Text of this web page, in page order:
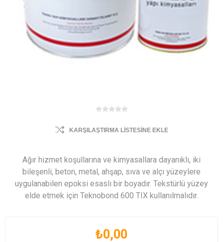
KARŞILAŞTIRMA LISTESINE EKLE
Ağır hizmet koşullarına ve kimyasallara dayanıklı, iki
bileşenli, beton, metal, ahşap, sıva ve alçı yüzeylere
uygulanabilen epoksi esaslı bir boyadır. Tekstürlü yüzey
elde etmek için Teknobond 600 TIX kullanılmalıdır.
₺0,00